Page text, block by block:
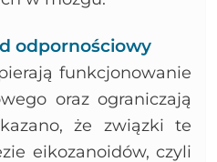
odpornościowy
funkcjonowanie
oraz ograniczają
że związki te
eikozanoidów, czyli